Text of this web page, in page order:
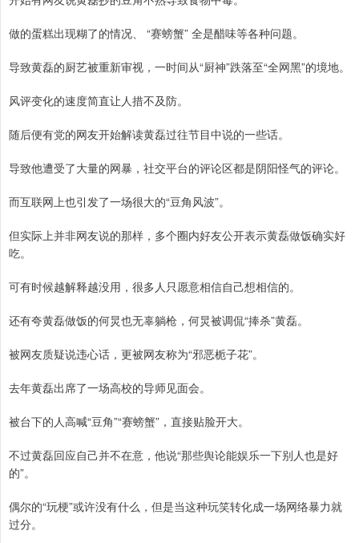
做的蛋糕出现糊了的情况、 “赛螃蟹” 全是醋味等各种问题。
导致黄磊的厨艺被重新审视，一时间从“厨神”跌落至“全网黑”的境地。
风评变化的速度简直让人措不及防。
随后便有党的网友开始解读黄磊过往节目中说的一些话。
导致他遭受了大量的网暴，社交平台的评论区都是阴阳怪气的评论。
而互联网上也引发了一场很大的“豆角风波”。
但实际上并非网友说的那样，多个圈内好友公开表示黄磊做饭确实好
吃。
可有时候越解释越没用，很多人只愿意相信自己想相信的。
还有夸黄磊做饭的何炅也无辜躺枪，何炅被调侃“捧杀”黄磊。
被网友质疑说违心话，更被网友称为“邪恶栀子花”。
去年黄磊出席了一场高校的导师见面会。
被台下的人高喊“豆角”“赛螃蟹”，直接贴脸开大。
不过黄磊回应自己并不在意，他说“那些舆论能娱乐一下别人也是好
的”。
偶尔的“玩梗”或许没有什么，但是当这种玩笑转化成一场网络暴力就
过分。